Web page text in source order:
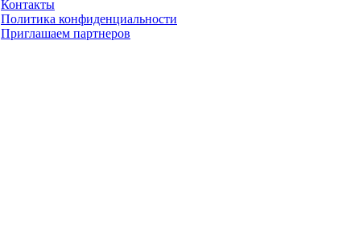
Контакты
Политика конфиденциальности
Приглашаем партнеров